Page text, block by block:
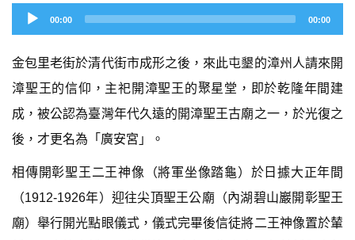
Audio
Player
00:00 00:00
金包里老街於清代街市成形之後，來此屯墾的漳州人請來開
漳聖王的信仰，主祀開漳聖王的聚星堂，即於乾隆年間建
成，被公認為臺灣年代久遠的開漳聖王古廟之一，於光復之
後，才更名為「廣安宮」。
相傳開彰聖王二王神像（將軍坐像踏龜）於日據大正年間
（1912-1926年）迎往尖頂聖王公廟（內湖碧山巖開彰聖王
廟）舉行開光點眼儀式，儀式完畢後信徒將二王神像置於輦